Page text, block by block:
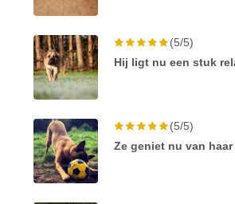
(5/5)
Hij ligt nu een stuk
(5/5)
Ze geniet nu van